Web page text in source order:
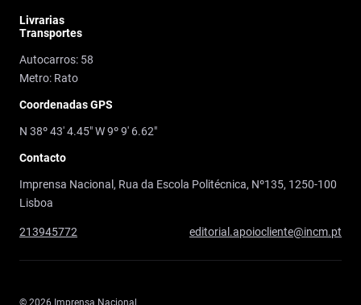
Livrarias
Transportes
Autocarros: 58
Metro: Rato
Coordenadas GPS
N 38º 43' 4.45" W 9º 9' 6.62"
Contacto
Imprensa Nacional, Rua da Escola Politécnica, Nº135, 1250-100
Lisboa
213945772 editorial.apoiocliente@incm.pt
© 2026 Imprensa Nacional